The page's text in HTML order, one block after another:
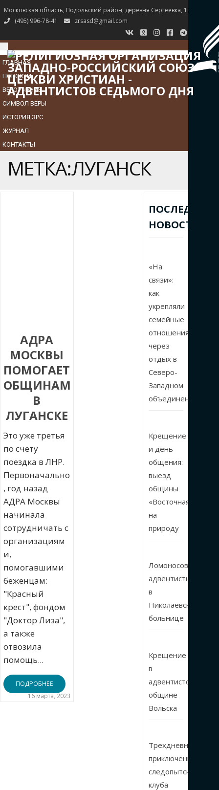
Московская область, Подольский район, деревня Сергеевка, 1а
(495) 996-78-41
zrsasd@gmail.com
TOGGLE
NAVIGATION
ГЛАВНАЯ
НОВОСТИ
ВЕРОУЧЕНИЕ
СИМВОЛ ВЕРЫ
ИСТОРИЯ ЗРС
ЖУРНАЛ
КОНТАКТЫ
МЕТКА:ЛУГАНСК
АДРА
МОСКВЫ
ПОМОГАЕТ
ОБЩИНАМ
В
ЛУГАНСКЕ
Это уже третья
по счету
поездка в ЛНР.
Первоначально
, год назад
АДРА Москвы
начинала
сотрудничать с
организациям
и,
помогавшими
беженцам:
"Красный
крест", фондом
"Доктор Лиза",
а также
отвозила
помощь...
ПОДРОБНЕЕ
16 марта, 2023
ПОСЛЕДНИЕ
НОВОСТИ
«На
связи»:
как
укрепляли
семейные
отношения
через
отдых в
Северо-
Западном
объединении
Крещение
и день
общения:
выезд
общины
«Восточная»
на
природу
Ломоносовские
адвентисты
в
Николаевской
больнице
Крещение
в
адвентистской
общине
Вольска
Трехдневные
приключения
следопытского
клуба